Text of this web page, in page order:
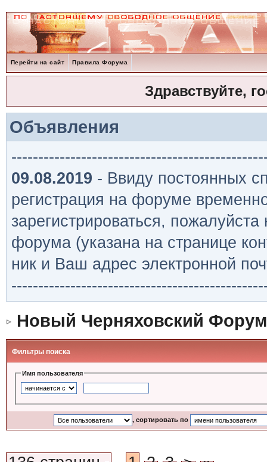
Перейти на сайт Правила Форума
Здравствуйте,
Объявления
09.08.2019 - Ввиду постоянных
регистрация на форуме
зарегистрироваться,
форума (указана на странице
ник и Ваш адрес электронной
Новый Черняховский Форум
Фильтры поиска
Имя пользователя
, сортировать по